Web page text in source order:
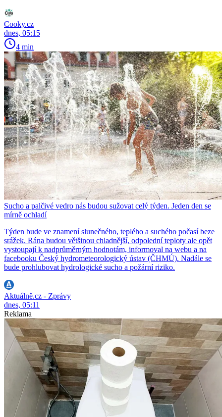
Cooky.cz
dnes, 05:15
4 min
Sucho a palčivé vedro nás budou sužovat celý týden. Jeden den se
mírně ochladí
Týden bude ve znamení slunečného, teplého a suchého počasí beze
srážek. Rána budou většinou chladnější, odpolední teploty ale opět
vystoupají k nadprůměrným hodnotám, informoval na webu a na
facebooku Český hydrometeorologický ústav (ČHMÚ). Nadále se
bude prohlubovat hydrologické sucho a požární riziko.
Aktuálně.cz - Zprávy
dnes, 05:11
Reklama